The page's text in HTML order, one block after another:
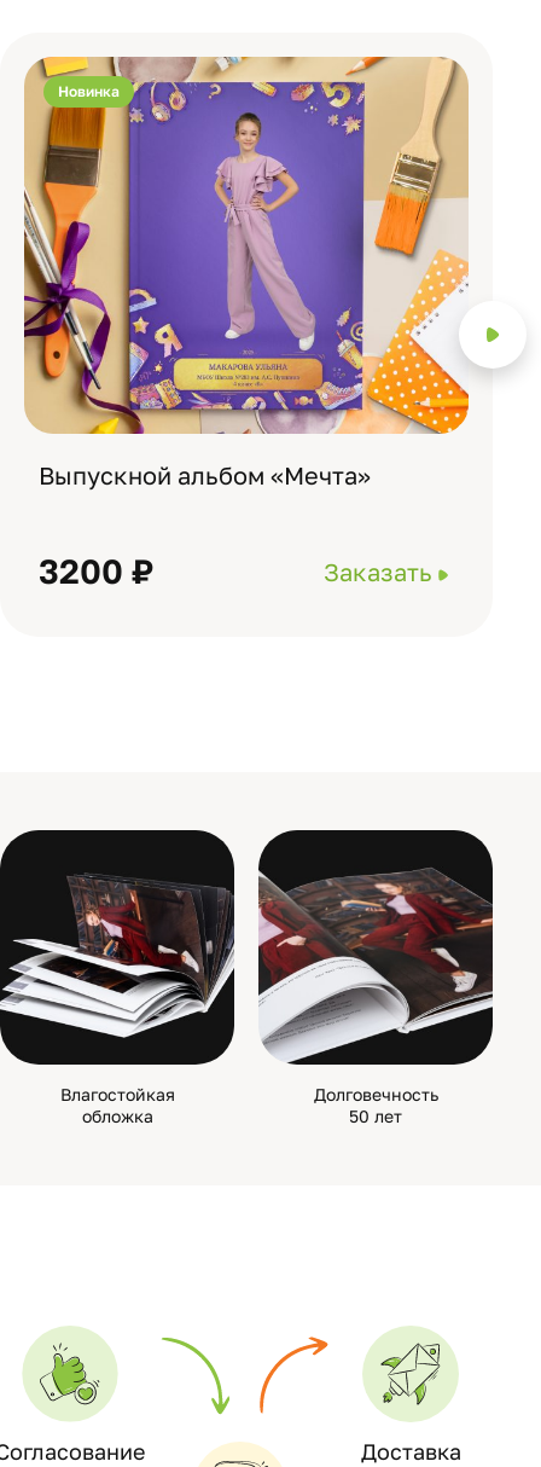
Новинка
Выпускной альбом «Мечта»
3200 ₽ Заказать
Влагостойкая
обложка
Долговечность
50 лет
Доставка